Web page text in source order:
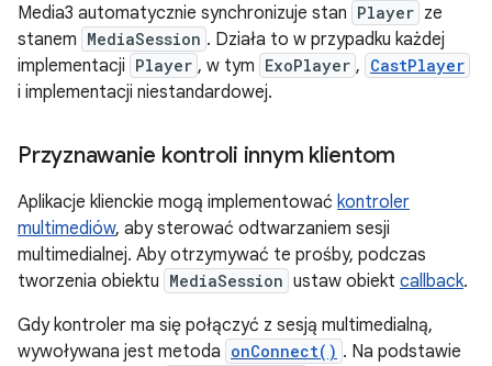
Media3 automatycznie synchronizuje stan Player ze
stanem MediaSession . Działa to w przypadku każdej
implementacji Player , w tym ExoPlayer , CastPlayer
i implementacji niestandardowej.
Przyznawanie kontroli innym klientom
Aplikacje klienckie mogą implementować kontroler
multimediów, aby sterować odtwarzaniem sesji
multimedialnej. Aby otrzymywać te prośby, podczas
tworzenia obiektu MediaSession ustaw obiekt callback.
Gdy kontroler ma się połączyć z sesją multimedialną,
wywoływana jest metoda onConnect() . Na podstawie